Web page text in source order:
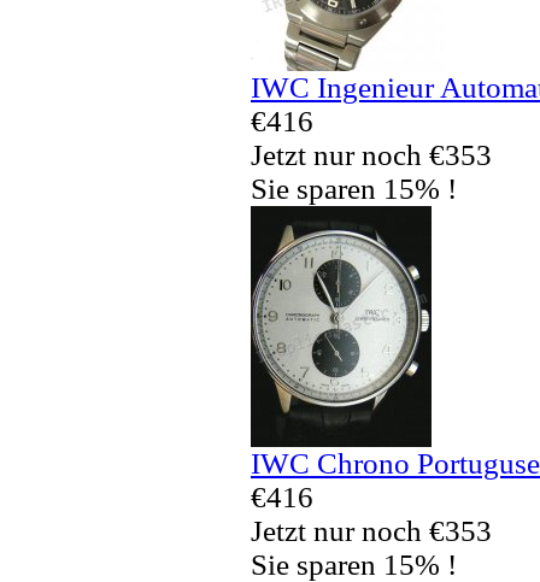
IWC Ingenieur
€416
Jetzt nur noch €353
Sie sparen 15% !
IWC Chrono
€416
Jetzt nur noch €353
Sie sparen 15% !